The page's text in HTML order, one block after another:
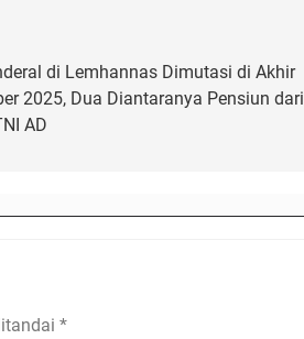
di Lemhannas Dimutasi di Akhir
2025, Dua Diantaranya Pensiun dari
AD
*